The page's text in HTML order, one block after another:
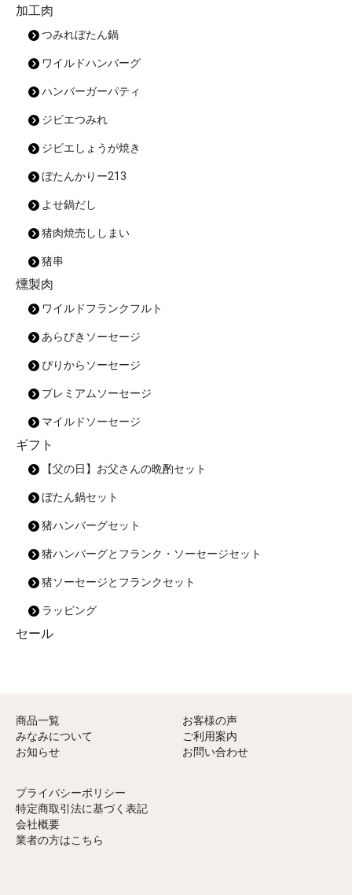
加工肉
つみれぼたん鍋
ワイルドハンバーグ
ハンバーガーパティ
ジビエつみれ
ジビエしょうが焼き
ぼたんかりー213
よせ鍋だし
猪肉焼売ししまい
猪串
燻製肉
ワイルドフランクフルト
あらびきソーセージ
ぴりからソーセージ
プレミアムソーセージ
マイルドソーセージ
ギフト
【父の日】お父さんの晩酌セット
ぼたん鍋セット
猪ハンバーグセット
猪ハンバーグとフランク・ソーセージセット
猪ソーセージとフランクセット
ラッピング
セール
商品一覧
お客様の声
みなみについて
ご利用案内
お知らせ
お問い合わせ
プライバシーポリシー
特定商取引法に基づく表記
会社概要
業者の方はこちら